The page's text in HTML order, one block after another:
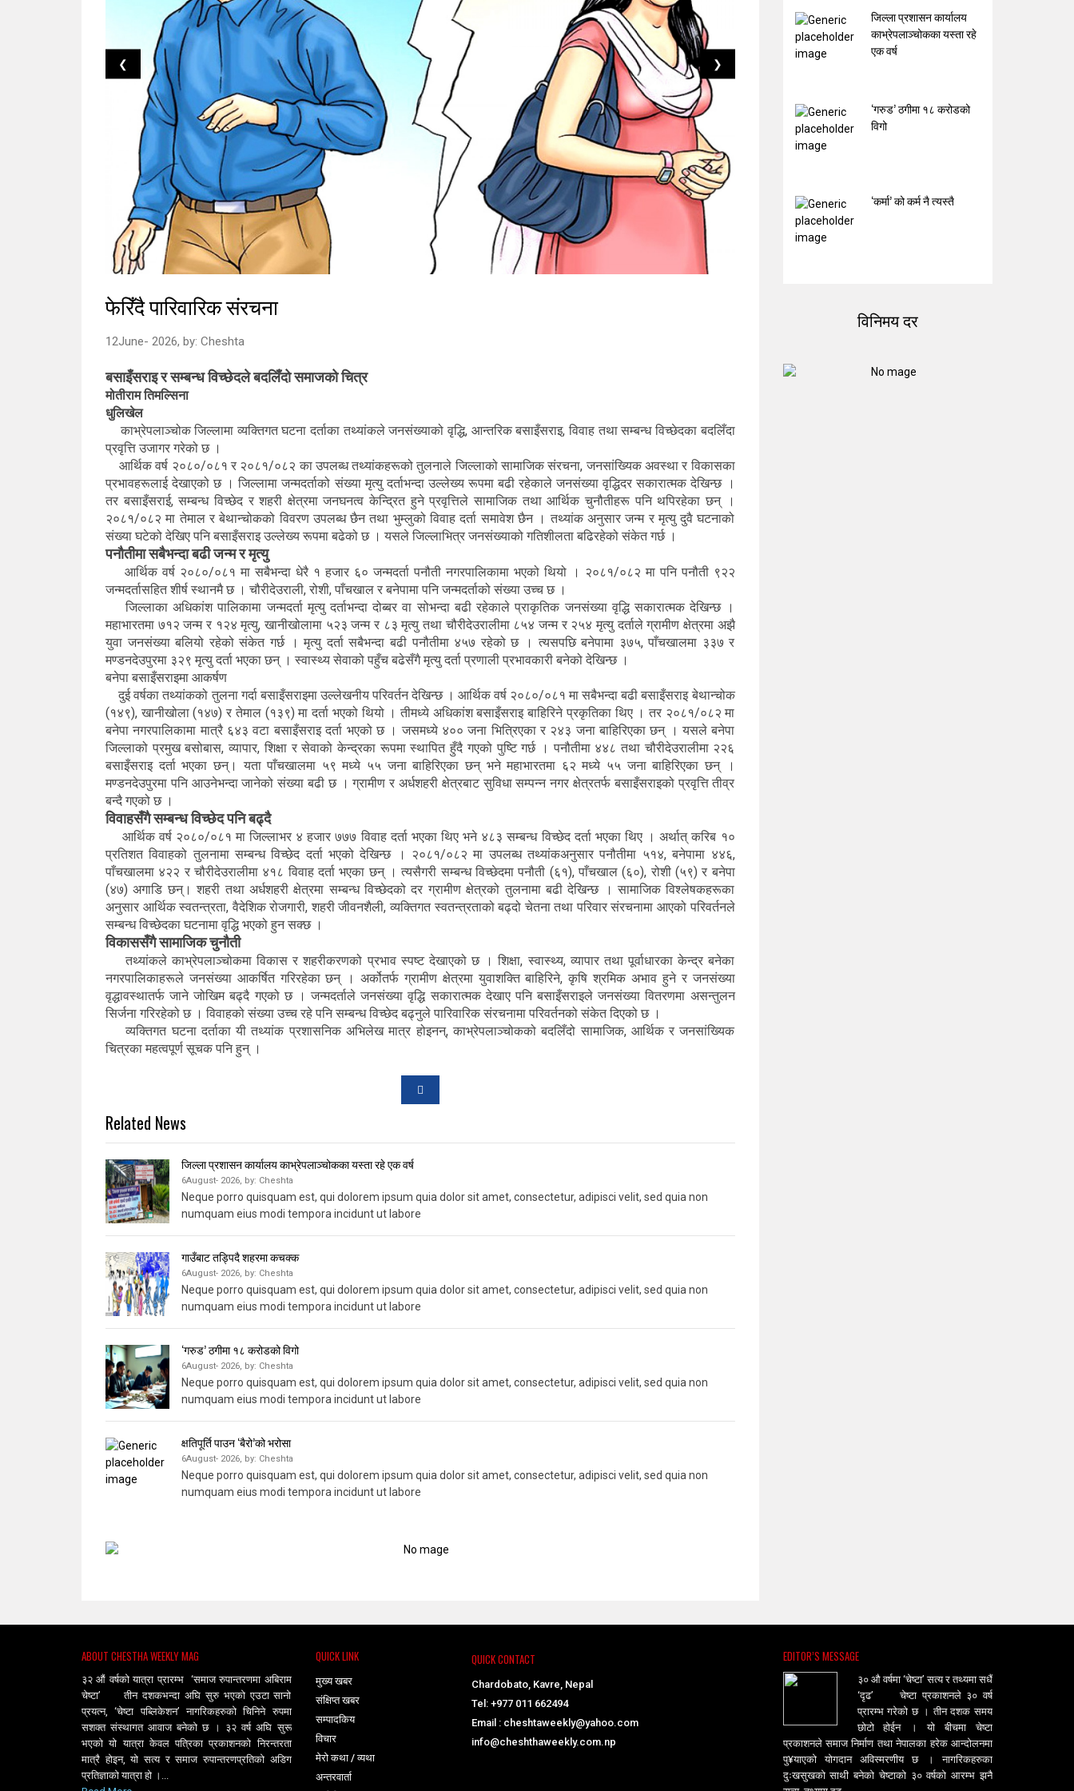
❮ ❯
फेरिँदै पारिवारिक संरचना
12June- 2026, by: Cheshta
बसाइँसराइ र सम्बन्ध विच्छेदले बदलिँदो समाजको चित्र
मोतीराम तिमल्सिना
धुलिखेल
काभ्रेपलाञ्चोक जिल्लामा व्यक्तिगत घटना दर्ताका तथ्यांकले जनसंख्याको वृद्धि, आन्तरिक बसाइँसराइ, विवाह तथा सम्बन्ध विच्छेदका बदलिँदा
प्रवृत्ति उजागर गरेको छ ।
आर्थिक वर्ष २०८०/०८१ र २०८१/०८२ का उपलब्ध तथ्यांकहरूको तुलनाले जिल्लाको सामाजिक संरचना, जनसांख्यिक अवस्था र विकासका
प्रभावहरूलाई देखाएको छ । जिल्लामा जन्मदर्ताको संख्या मृत्यु दर्ताभन्दा उल्लेख्य रूपमा बढी रहेकाले जनसंख्या वृद्धिदर सकारात्मक देखिन्छ ।
तर बसाइँसराई, सम्बन्ध विच्छेद र शहरी क्षेत्रमा जनघनत्व केन्द्रित हुने प्रवृत्तिले सामाजिक तथा आर्थिक चुनौतीहरू पनि थपिरहेका छन् ।
२०८१/०८२ मा तेमाल र बेथान्चोकको विवरण उपलब्ध छैन तथा भुम्लुको विवाह दर्ता समावेश छैन । तथ्यांक अनुसार जन्म र मृत्यु दुवै घटनाको
संख्या घटेको देखिए पनि बसाइँसराइ उल्लेख्य रूपमा बढेको छ । यसले जिल्लाभित्र जनसंख्याको गतिशीलता बढिरहेको संकेत गर्छ ।
पनौतीमा सबैभन्दा बढी जन्म र मृत्यु
आर्थिक वर्ष २०८०/०८१ मा सबैभन्दा धेरै १ हजार ६० जन्मदर्ता पनौती नगरपालिकामा भएको थियो । २०८१/०८२ मा पनि पनौती ९२२
जन्मदर्तासहित शीर्ष स्थानमै छ । चौरीदेउराली, रोशी, पाँचखाल र बनेपामा पनि जन्मदर्ताको संख्या उच्च छ ।
जिल्लाका अधिकांश पालिकामा जन्मदर्ता मृत्यु दर्ताभन्दा दोब्बर वा सोभन्दा बढी रहेकाले प्राकृतिक जनसंख्या वृद्धि सकारात्मक देखिन्छ ।
महाभारतमा ७१२ जन्म र १२४ मृत्यु, खानीखोलामा ५२३ जन्म र ८३ मृत्यु तथा चौरीदेउरालीमा ८५४ जन्म र २५४ मृत्यु दर्ताले ग्रामीण क्षेत्रमा अझै
युवा जनसंख्या बलियो रहेको संकेत गर्छ । मृत्यु दर्ता सबैभन्दा बढी पनौतीमा ४५७ रहेको छ । त्यसपछि बनेपामा ३७५, पाँचखालमा ३३७ र
मण्डनदेउपुरमा ३२९ मृत्यु दर्ता भएका छन् । स्वास्थ्य सेवाको पहुँच बढेसँगै मृत्यु दर्ता प्रणाली प्रभावकारी बनेको देखिन्छ ।
बनेपा बसाइँसराइमा आकर्षण
दुई वर्षका तथ्यांकको तुलना गर्दा बसाइँसराइमा उल्लेखनीय परिवर्तन देखिन्छ । आर्थिक वर्ष २०८०/०८१ मा सबैभन्दा बढी बसाइँसराइ बेथान्चोक
(१४९), खानीखोला (१४७) र तेमाल (१३९) मा दर्ता भएको थियो । तीमध्ये अधिकांश बसाइँसराइ बाहिरिने प्रकृतिका थिए । तर २०८१/०८२ मा
बनेपा नगरपालिकामा मात्रै ६४३ वटा बसाइँसराइ दर्ता भएको छ । जसमध्ये ४०० जना भित्रिएका र २४३ जना बाहिरिएका छन् । यसले बनेपा
जिल्लाको प्रमुख बसोबास, व्यापार, शिक्षा र सेवाको केन्द्रका रूपमा स्थापित हुँदै गएको पुष्टि गर्छ । पनौतीमा ४४८ तथा चौरीदेउरालीमा २२६
बसाइँसराइ दर्ता भएका छन्। यता पाँचखालमा ५९ मध्ये ५५ जना बाहिरिएका छन् भने महाभारतमा ६२ मध्ये ५५ जना बाहिरिएका छन् ।
मण्डनदेउपुरमा पनि आउनेभन्दा जानेको संख्या बढी छ । ग्रामीण र अर्धशहरी क्षेत्रबाट सुविधा सम्पन्न नगर क्षेत्रतर्फ बसाइँसराइको प्रवृत्ति तीव्र
बन्दै गएको छ ।
विवाहसँगै सम्बन्ध विच्छेद पनि बढ्दै
आर्थिक वर्ष २०८०/०८१ मा जिल्लाभर ४ हजार ७७७ विवाह दर्ता भएका थिए भने ४८३ सम्बन्ध विच्छेद दर्ता भएका थिए । अर्थात् करिब १०
प्रतिशत विवाहको तुलनामा सम्बन्ध विच्छेद दर्ता भएको देखिन्छ । २०८१/०८२ मा उपलब्ध तथ्यांकअनुसार पनौतीमा ५१४, बनेपामा ४४६,
पाँचखालमा ४२२ र चौरीदेउरालीमा ४१८ विवाह दर्ता भएका छन् । त्यसैगरी सम्बन्ध विच्छेदमा पनौती (६१), पाँचखाल (६०), रोशी (५९) र बनेपा
(४७) अगाडि छन्। शहरी तथा अर्धशहरी क्षेत्रमा सम्बन्ध विच्छेदको दर ग्रामीण क्षेत्रको तुलनामा बढी देखिन्छ । सामाजिक विश्लेषकहरूका
अनुसार आर्थिक स्वतन्त्रता, वैदेशिक रोजगारी, शहरी जीवनशैली, व्यक्तिगत स्वतन्त्रताको बढ्दो चेतना तथा परिवार संरचनामा आएको परिवर्तनले
सम्बन्ध विच्छेदका घटनामा वृद्धि भएको हुन सक्छ ।
विकाससँगै सामाजिक चुनौती
तथ्यांकले काभ्रेपलाञ्चोकमा विकास र शहरीकरणको प्रभाव स्पष्ट देखाएको छ । शिक्षा, स्वास्थ्य, व्यापार तथा पूर्वाधारका केन्द्र बनेका
नगरपालिकाहरूले जनसंख्या आकर्षित गरिरहेका छन् । अर्कोतर्फ ग्रामीण क्षेत्रमा युवाशक्ति बाहिरिने, कृषि श्रमिक अभाव हुने र जनसंख्या
वृद्धावस्थातर्फ जाने जोखिम बढ्दै गएको छ । जन्मदर्ताले जनसंख्या वृद्धि सकारात्मक देखाए पनि बसाइँसराइले जनसंख्या वितरणमा असन्तुलन
सिर्जना गरिरहेको छ । विवाहको संख्या उच्च रहे पनि सम्बन्ध विच्छेद बढ्नुले पारिवारिक संरचनामा परिवर्तनको संकेत दिएको छ ।
व्यक्तिगत घटना दर्ताका यी तथ्यांक प्रशासनिक अभिलेख मात्र होइनन्, काभ्रेपलाञ्चोकको बदलिँदो सामाजिक, आर्थिक र जनसांख्यिक
चित्रका महत्वपूर्ण सूचक पनि हुन् ।
Related News
जिल्ला प्रशासन कार्यालय काभ्रेपलाञ्चोकका यस्ता रहे एक वर्ष
6August- 2026, by: Cheshta
Neque porro quisquam est, qui dolorem ipsum quia dolor sit amet, consectetur, adipisci velit, sed quia non
numquam eius modi tempora incidunt ut labore
गाउँबाट तड्पिदै शहरमा कचक्क
6August- 2026, by: Cheshta
Neque porro quisquam est, qui dolorem ipsum quia dolor sit amet, consectetur, adipisci velit, sed quia non
numquam eius modi tempora incidunt ut labore
‘गरुड’ ठगीमा १८ करोडको विगो
6August- 2026, by: Cheshta
Neque porro quisquam est, qui dolorem ipsum quia dolor sit amet, consectetur, adipisci velit, sed quia non
numquam eius modi tempora incidunt ut labore
क्षतिपूर्ति पाउन ‘बैरो’को भरोसा
6August- 2026, by: Cheshta
Neque porro quisquam est, qui dolorem ipsum quia dolor sit amet, consectetur, adipisci velit, sed quia non
numquam eius modi tempora incidunt ut labore
जिल्ला प्रशासन कार्यालय
काभ्रेपलाञ्चोकका यस्ता रहे
एक वर्ष
‘गरुड’ ठगीमा १८ करोडको
विगो
‘कर्मा’ को कर्म नै त्यस्तै
विनिमय दर
ABOUT CHESTHA WEEKLY MAG
३२ औं वर्षको यात्रा प्रारम्भ ‘समाज रुपान्तरणमा अबिराम
चेष्टा’ तीन दशकभन्दा अघि सुरु भएको एउटा सानो
प्रयत्न, ‘चेष्टा पब्लिकेशन’ नागरिकहरुको चिनिने रुपमा
सशक्त संस्थागत आवाज बनेको छ । ३२ वर्ष अघि सुरू
भएको यो यात्रा केवल पत्रिका प्रकाशनको निरन्तरता
मात्रै होइन, यो सत्य र समाज रुपान्तरणप्रतिको अडिग
प्रतिज्ञाको यात्रा हो ।...
QUICK LINK
मुख्य खबर
संक्षिप्त खबर
सम्पादकिय
विचार
मेरो कथा / व्यथा
अन्तरवार्ता
QUICK CONTACT
Chardobato, Kavre, Nepal
Tel: +977 011 662494
Email : cheshtaweekly@yahoo.com
info@cheshthaweekly.com.np
EDITOR’S MESSAGE
३० औ वर्षमा ‘चेष्टा’ सत्य र तथ्यमा सधैं
‘दृढ’ चेष्टा प्रकाशनले ३० वर्ष
प्रारम्भ गरेको छ । तीन दशक समय
छोटो होईन । यो बीचमा चेष्टा
प्रकाशनले समाज निर्माण तथा नेपालका हरेक आन्दोलनमा
पु¥याएको योगदान अविस्मरणीय छ । नागरिकहरुका
दुःखसुखको साथी बनेको चेष्टाको ३० वर्षको आरम्भ झनै